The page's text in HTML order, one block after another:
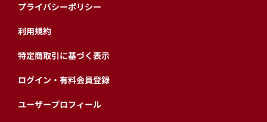
プライバシーポリシー
利用規約
特定商取引に基づく表示
ログイン・有料会員登録
ユーザープロフィール